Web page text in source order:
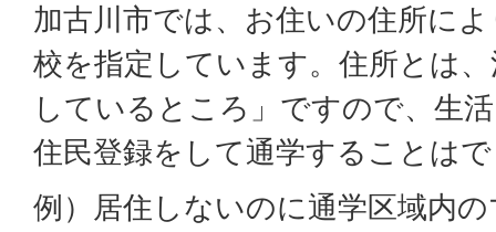
加古川市では、お住いの住所に
校を指定しています。住所とは
しているところ」ですので、生
住民登録をして通学することは
例）居住しないのに通学区域内